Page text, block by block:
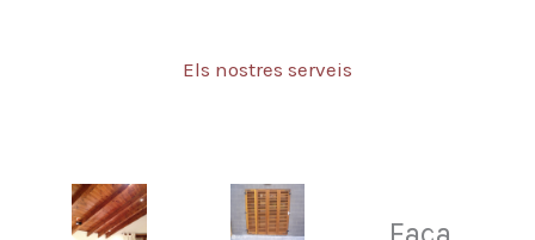
Els nostres serveis